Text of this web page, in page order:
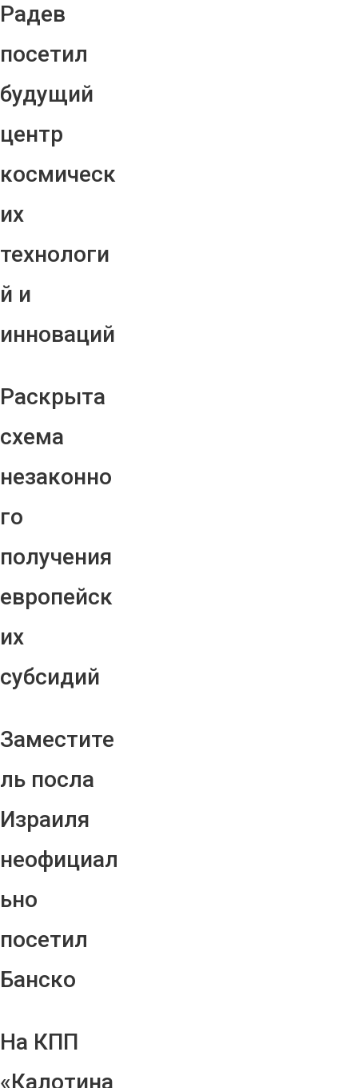
Радев
посетил
будущий
центр
космическ
их
технологи
й и
инноваций
Раскрыта
схема
незаконно
го
получения
европейск
их
субсидий
Заместите
ль посла
Израиля
неофициал
ьно
посетил
Банско
На КПП
«Калотина